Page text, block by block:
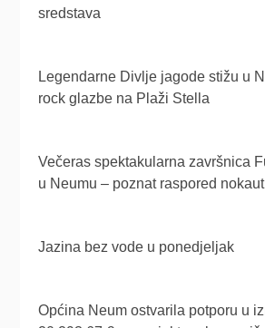
sredstava
Legendarne Divlje jagode stižu u
rock glazbe na Plaži Stella
Večeras spektakularna završnica
u Neumu – poznat raspored
Jazina bez vode u ponedjeljak
Općina Neum ostvarila potporu u